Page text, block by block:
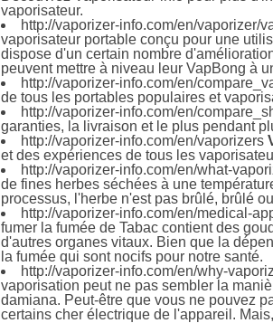
vaporisateur.
http://vaporizer-info.com/en/vaporizer/
vaporisateur portable conçu pour une
dispose d'un certain nombre
peuvent mettre à niveau leur VapBong à
http://vaporizer-info.com/en/
de tous les portables populaires et
http://vaporizer-info.com/en/
garanties, la livraison et le plus pendant
http://vaporizer-info.com/en/vaporizers
et des expériences de tous les
http://vaporizer-info.com/en/what-
de fines herbes séchées à une
processus, l'herbe n'est pas brûlé, brûlé
http://vaporizer-info.com/en/medical-
fumer la fumée de Tabac contient des
d'autres organes vitaux. Bien que la
la fumée qui sont nocifs pour notre santé.
http://vaporizer-info.com/en/why-
vaporisation peut ne pas sembler la
damiana. Peut-être que vous ne pouvez
certains cher électrique de l'appareil.